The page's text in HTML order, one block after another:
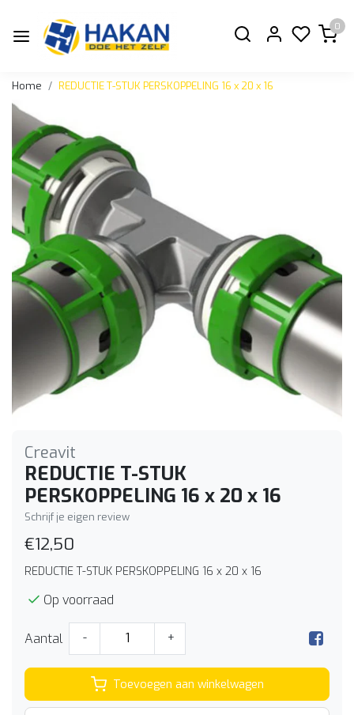
0
Home REDUCTIE T-STUK PERSKOPPELING 16 x 20 x 16
Creavit
REDUCTIE T-STUK
PERSKOPPELING 16 x 20 x 16
Schrijf je eigen review
€12,50
REDUCTIE T-STUK PERSKOPPELING 16 x 20 x 16
Op voorraad
Aantal - +
Toevoegen aan winkelwagen